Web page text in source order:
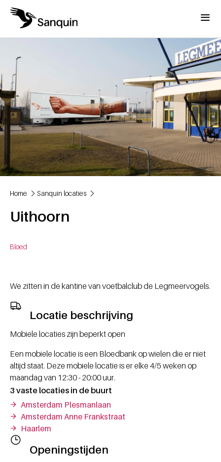
Overslaan en naar de inhoud gaan
Menu
Home Sanquin locaties
Uithoorn
Bloed
We zitten in de kantine van voetbalclub de Legmeervogels.
Locatie beschrijving
Mobiele locaties zijn beperkt open
Een mobiele locatie is een Bloedbank op wielen die er niet
altijd staat. Deze mobiele locatie is er elke 4/5 weken op
maandag van 12:30 - 20:00 uur.
3 vaste locaties in de buurt
Amsterdam Plesmanlaan
Amsterdam Anne Frankstraat
Haarlem
Openingstijden